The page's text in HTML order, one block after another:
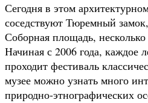
Сегодня в этом
соседствуют Тюремный
Соборная площадь,
Начиная с 2006 года, каждое
проходит фестиваль
музее можно узнать много
природно-этнографических